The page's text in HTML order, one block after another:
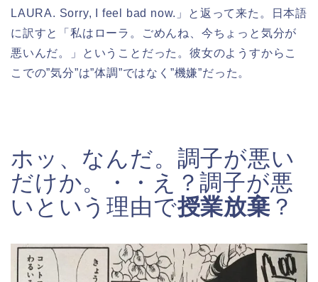
LAURA. Sorry, I feel bad now.」と返って来た。日本語
に訳すと「私はローラ。ごめんね、今ちょっと気分が
悪いんだ。」ということだった。彼女のようすからこ
こでの”気分”は”体調”ではなく”機嫌”だった。
ホッ、なんだ。調子が悪い
だけか。・・え？調子が悪
いという理由で授業放棄 ？